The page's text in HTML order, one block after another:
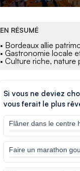
EN RÉSUMÉ
• Bordeaux allie
• Gastronomie locale
• Culture riche,
Si vous ne deviez
vous ferait le plus
Flâner dans le centre
Faire un marathon